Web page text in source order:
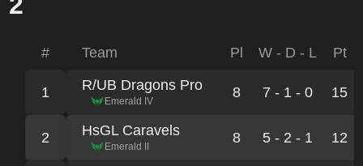
# Team Pl W - D - L Pt
1 R/UB Dragons Pro
Emerald IV
8 7 - 1 - 0 15
2 HsGL Caravels
Emerald II
8 5 - 2 - 1 12